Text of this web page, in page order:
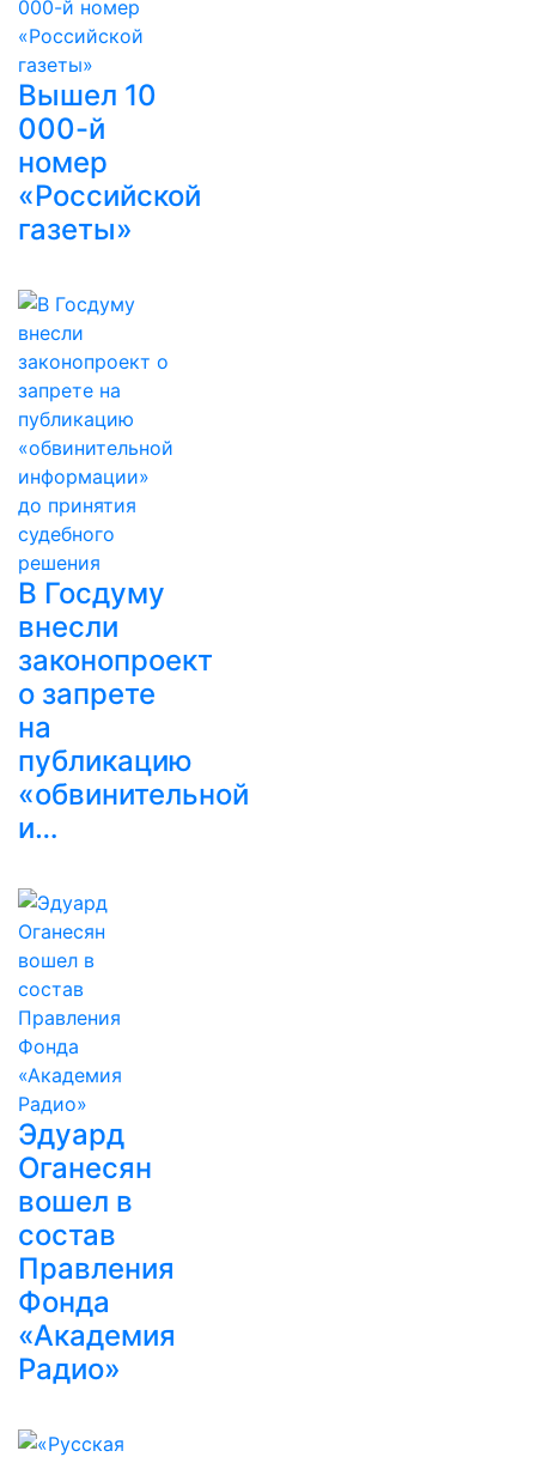
Вышел 10
000-й
номер
«Российской
газеты»
В Госдуму
внесли
законопроект
о запрете
на
публикацию
«обвинительной
и…
Эдуард
Оганесян
вошел в
состав
Правления
Фонда
«Академия
Радио»